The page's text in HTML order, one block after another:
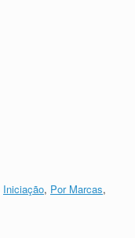
Iniciação, Por Marcas,